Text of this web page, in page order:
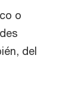
o
del